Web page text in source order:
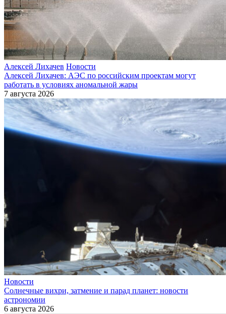
Алексей Лихачев Новости
Алексей Лихачев: АЭС по российским проектам могут
работать в условиях аномальной жары
7 августа 2026
Новости
Солнечные вихри, затмение и парад планет: новости
астрономии
6 августа 2026